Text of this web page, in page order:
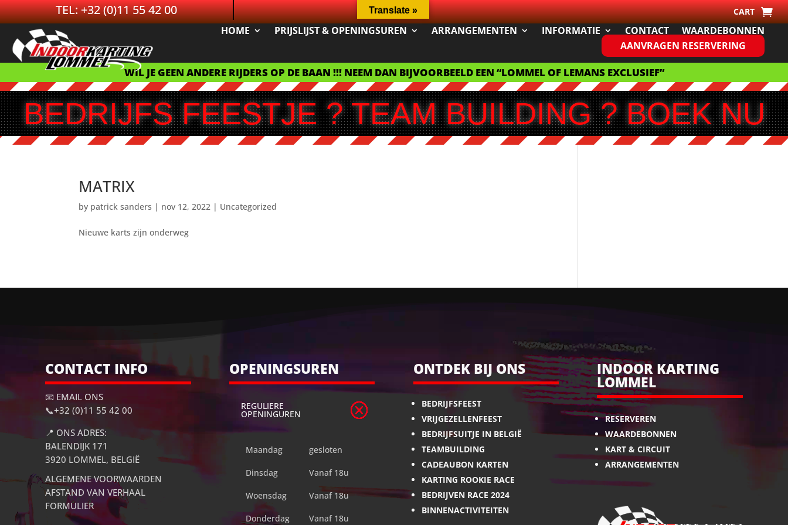
TEL: +32 (0)11 55 42 00 CART
HOME PRIJSLIJST & OPENINGSUREN ARRANGEMENTEN INFORMATIE CONTACT
WAARDEBONNEN
AANVRAGEN RESERVERING
WIL JE GEEN ANDERE RIJDERS OP DE BAAN !!! NEEM DAN BIJVOORBEELD EEN “LOMMEL OF LEMANS EXCLUSIEF”
BEDRIJFS FEESTJE ? TEAM BUILDING ? BOEK NU
MATRIX
by patrick sanders | nov 12, 2022 | Uncategorized
Nieuwe karts zijn onderweg
CONTACT INFO
📧 EMAIL ONS
📞+32 (0)11 55 42 00
📍 ONS ADRES:
BALENDIJK 171
3920 LOMMEL, BELGIË
ALGEMENE VOORWAARDEN
AFSTAND VAN VERHAAL
FORMULIER
OPENINGSUREN
REGULIERE
OPENINGUREN
Maandag gesloten
Dinsdag Vanaf 18u
Woensdag Vanaf 18u
Donderdag Vanaf 18u
ONTDEK BIJ ONS
BEDRIJFSFEEST
VRIJGEZELLENFEEST
BEDRIJFSUITJE IN BELGIË
TEAMBUILDING
CADEAUBON KARTEN
KARTING ROOKIE RACE
BEDRIJVEN RACE 2024
BINNENACTIVITEITEN
INDOOR KARTING
LOMMEL
RESERVEREN
WAARDEBONNEN
KART & CIRCUIT
ARRANGEMENTEN
Translate »